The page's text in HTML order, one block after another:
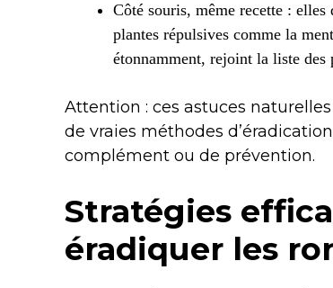
Côté souris, même recette :
plantes répulsives comme la
étonnamment, rejoint la liste des
Attention : ces astuces
de vraies méthodes
complément ou de prévention.
Stratégies
éradiquer les